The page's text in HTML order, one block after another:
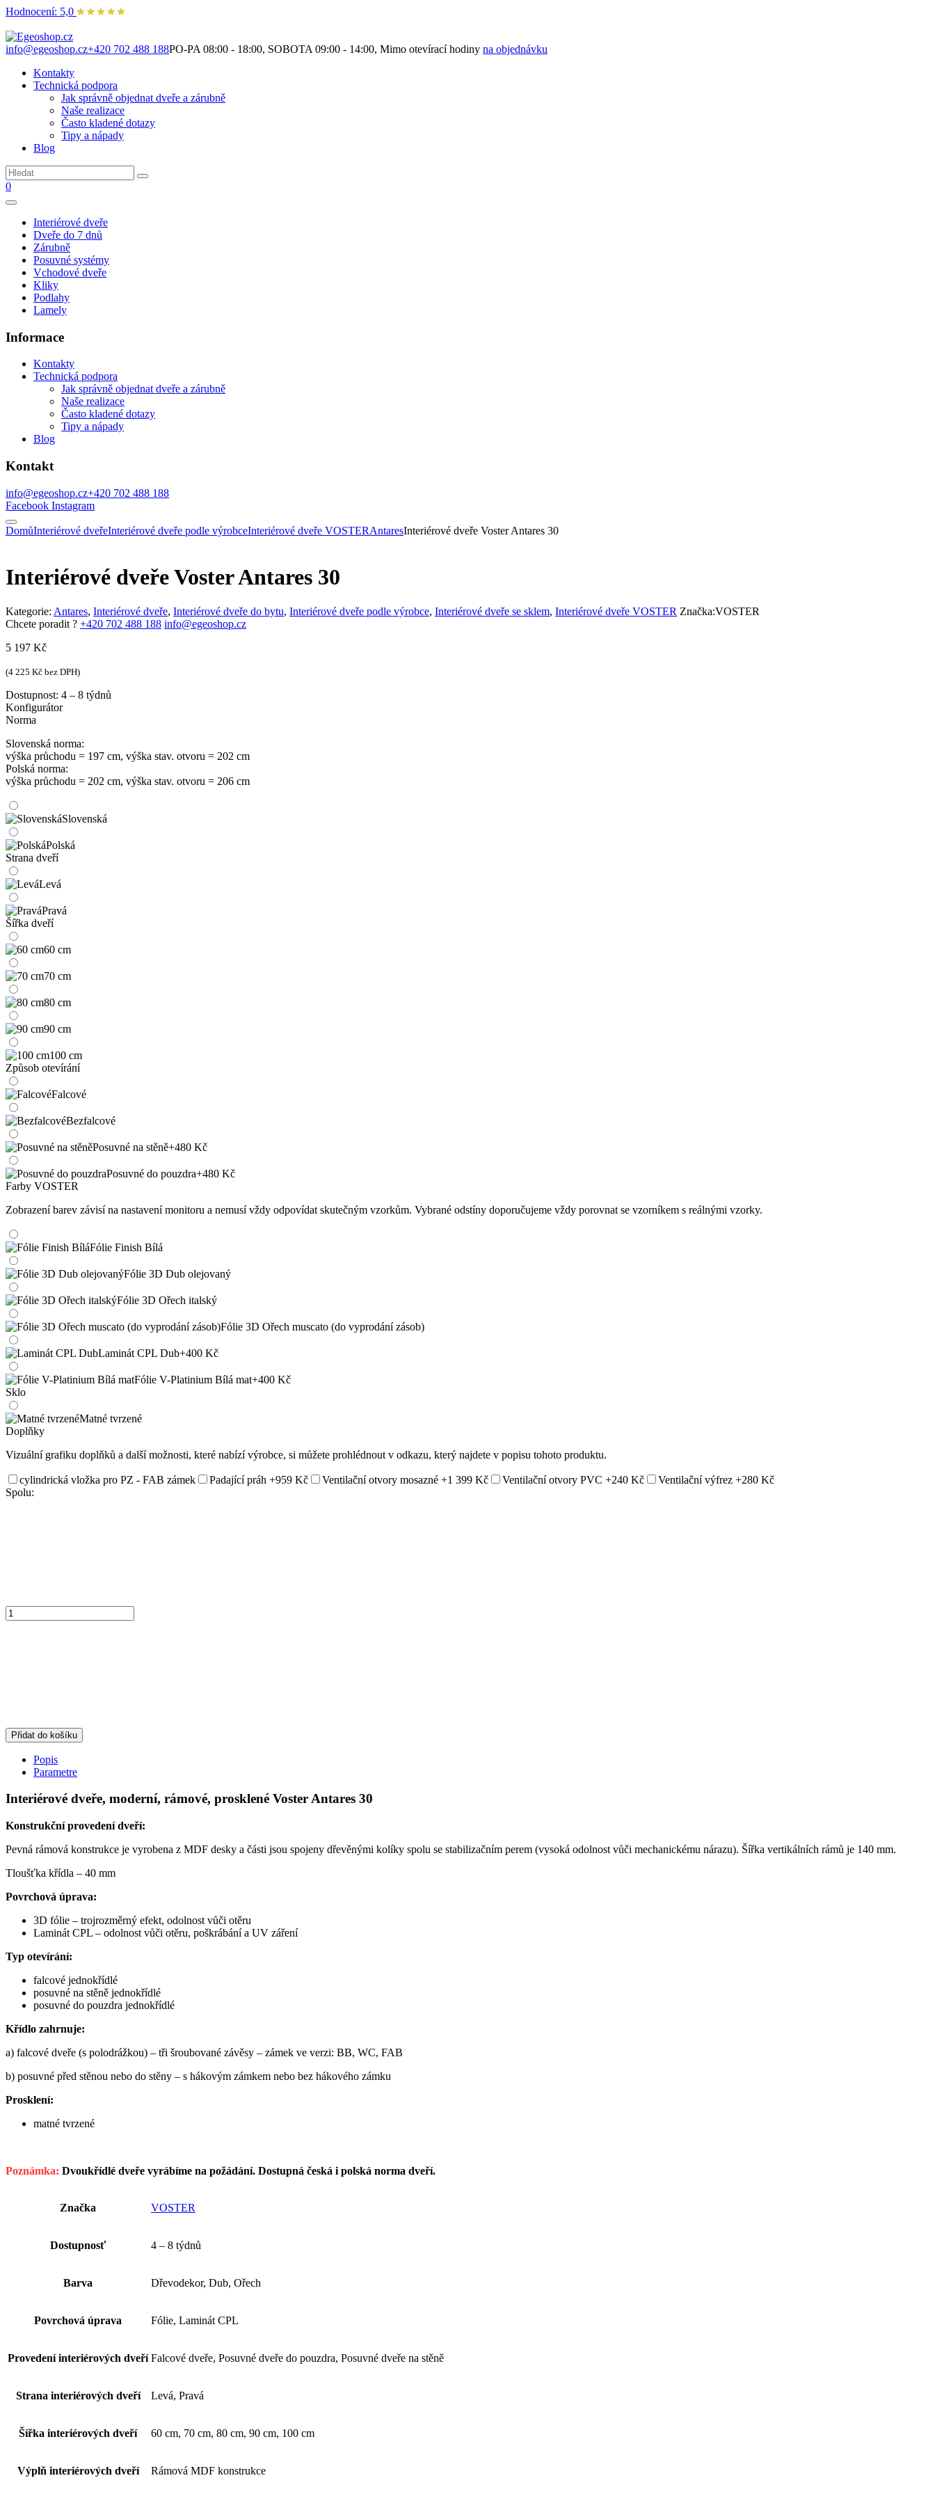
Hodnocení: 5,0
info@egeoshop.cz+420 702 488 188PO-PA 08:00 - 18:00, SOBOTA 09:00 - 14:00, Mimo otevírací hodiny na objednávku
Kontakty
Technická podpora
Jak správně objednat dveře a zárubně
Naše realizace
Často kladené dotazy
Tipy a nápady
Blog
0
Interiérové dveře
Dveře do 7 dnů
Zárubně
Posuvné systémy
Vchodové dveře
Kliky
Podlahy
Lamely
Informace
Kontakty
Technická podpora
Jak správně objednat dveře a zárubně
Naše realizace
Často kladené dotazy
Tipy a nápady
Blog
Kontakt
info@egeoshop.cz+420 702 488 188
Facebook Instagram
DomůInteriérové dveřeInteriérové dveře podle výrobceInteriérové dveře VOSTERAntaresInteriérové dveře Voster Antares 30
Interiérové dveře Voster Antares 30
Kategorie: Antares, Interiérové dveře, Interiérové dveře do bytu, Interiérové dveře podle výrobce, Interiérové dveře se sklem, Interiérové dveře VOSTER Značka:VOSTER
Chcete poradit ? +420 702 488 188 info@egeoshop.cz
5 197 Kč
(4 225 Kč bez DPH)
Dostupnost: 4 – 8 týdnů
Konfigurátor
Norma
Slovenská norma:
výška průchodu = 197 cm, výška stav. otvoru = 202 cm
Polská norma:
výška průchodu = 202 cm, výška stav. otvoru = 206 cm
Slovenská
Polská
Strana dveří
Levá
Pravá
Šířka dveří
60 cm
70 cm
80 cm
90 cm
100 cm
Způsob otevírání
Falcové
Bezfalcové
Posuvné na stěně+480 Kč
Posuvné do pouzdra+480 Kč
Farby VOSTER
Zobrazení barev závisí na nastavení monitoru a nemusí vždy odpovídat skutečným vzorkům. Vybrané odstíny doporučujeme vždy porovnat se vzorníkem s reálnými vzorky.
Fólie Finish Bílá
Fólie 3D Dub olejovaný
Fólie 3D Ořech italský
Fólie 3D Ořech muscato (do vyprodání zásob)
Laminát CPL Dub+400 Kč
Fólie V-Platinium Bílá mat+400 Kč
Sklo
Matné tvrzené
Doplňky
Vizuální grafiku doplňků a další možnosti, které nabízí výrobce, si můžete prohlédnout v odkazu, který najdete v popisu tohoto produktu.
cylindrická vložka pro PZ - FAB zámek Padající práh +959 Kč Ventilační otvory mosazné +1 399 Kč Ventilační otvory PVC +240 Kč Ventilační výfrez +280 Kč
Spolu:
Přidat do košíku
Popis
Parametre
Interiérové dveře, moderní, rámové, prosklené Voster Antares 30
Konstrukční provedení dveří:
Pevná rámová konstrukce je vyrobena z MDF desky a části jsou spojeny dřevěnými kolíky spolu se stabilizačním perem (vysoká odolnost vůči mechanickému nárazu). Šířka vertikálních rámů je 140 mm.
Tloušťka křídla – 40 mm
Povrchová úprava:
3D fólie – trojrozměrný efekt, odolnost vůči otěru
Laminát CPL – odolnost vůči otěru, poškrábání a UV záření
Typ otevírání:
falcové jednokřídlé
posuvné na stěně jednokřídlé
posuvné do pouzdra jednokřídlé
Křídlo zahrnuje:
a) falcové dveře (s polodrážkou) – tři šroubované závěsy – zámek ve verzi: BB, WC, FAB
b) posuvné před stěnou nebo do stěny – s hákovým zámkem nebo bez hákového zámku
Prosklení:
matné tvrzené
Poznámka: Dvoukřídlé dveře vyrábíme na požádání. Dostupná česká i polská norma dveří.
Značka VOSTER
Dostupnosť 4 – 8 týdnů
Barva Dřevodekor, Dub, Ořech
Povrchová úprava Fólie, Laminát CPL
Provedení interiérových dveří Falcové dveře, Posuvné dveře do pouzdra, Posuvné dveře na stěně
Strana interiérových dveří Levá, Pravá
Šířka interiérových dveří 60 cm, 70 cm, 80 cm, 90 cm, 100 cm
Výplň interiérových dveří Rámová MDF konstrukce